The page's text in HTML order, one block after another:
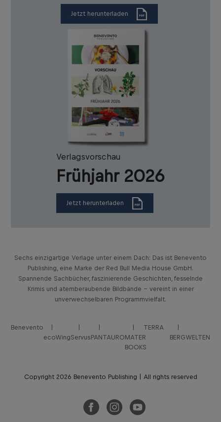
Jetzt herunterladen
Verlagsvorschau
Frühjahr 2026
Jetzt herunterladen
Sechs einzigartige Verlage unter einem Dach: Das ist Benevento
Publishing, eine Marke der Red Bull Media House GmbH.
Spannende Sachbücher, faszinierende Geschichten, fesselnde
Krimis und atemberaubende Bildbände – vereint in einer
unverwechselbaren Programmvielfalt.
Benevento
ecoWingServusPANTAURO
TERRA
MATER
BOOKS
BERGWELTEN
Copyright 2026 Benevento Publishing | All rights reserved